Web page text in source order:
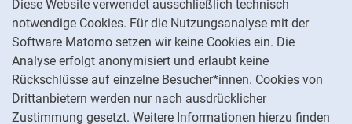
Diese Website verwendet ausschließlich technisch
notwendige Cookies. Für die Nutzungsanalyse mit der
Software Matomo setzen wir keine Cookies ein. Die
Analyse erfolgt anonymisiert und erlaubt keine
Rückschlüsse auf einzelne Besucher*innen. Cookies von
Drittanbietern werden nur nach ausdrücklicher
Zustimmung gesetzt. Weitere Informationen hierzu finden
Transparenter KI-Einsatz
Impressum
Externer Link: Universität Kassel auf
Facebook (öffnet neues Fenster)
Externer Link: Universität Kassel auf
Youtube(öffnet neues Fenster)
Externer Link: Universität Kassel auf
Instagram (öffnet neues Fenster)